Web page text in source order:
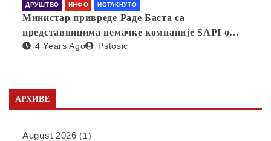
ДРУШТВО ИНФО ИСТАКНУТО
Министар привреде Раде Баста са
представницима немачке компаније SAPI о
отварању фабрике у Србији
4 Years Ago Pstosic
АРХИВЕ
August 2026 (1)